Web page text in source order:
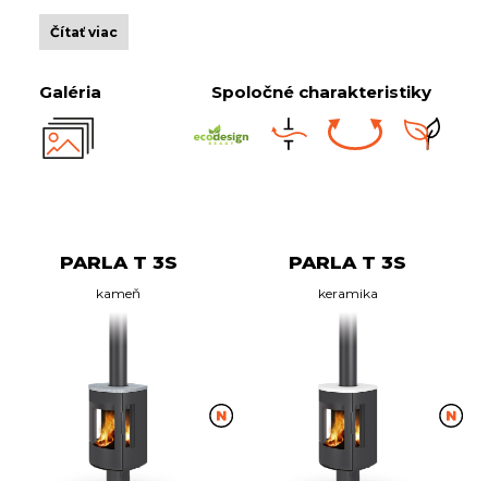
Čítať viac
Galéria Spoločné charakteristiky
PARLA T 3S
kameň
PARLA T 3S
keramika